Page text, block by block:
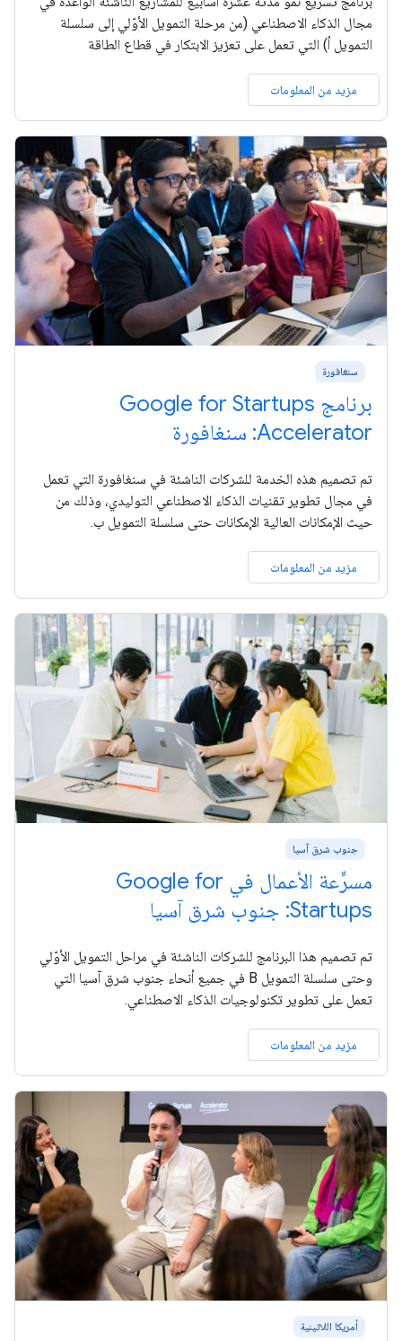
مجال الذكاء الاصطناعي (من مرحلة التمويل الأوّلي إلى سلسلة
التمويل أ) التي تعمل على تعزيز الابتكار في قطاع الطاقة
مزيد من المعلومات
سنغافورة
برنامج Google for Startups
Accelerator: سنغافورة
تم تصميم هذه الخدمة للشركات الناشئة في سنغافورة التي تعمل
في مجال تطوير تقنيات الذكاء الاصطناعي التوليدي، وذلك من
حيث الإمكانات العالية الإمكانات حتى سلسلة التمويل ب.
مزيد من المعلومات
جنوب شرق آسيا
مسرِّعة الأعمال في Google for
Startups: جنوب شرق آسيا
تم تصميم هذا البرنامج للشركات الناشئة في مراحل التمويل الأوّلي
وحتى سلسلة التمويل B في جميع أنحاء جنوب شرق آسيا التي
تعمل على تطوير تكنولوجيات الذكاء الاصطناعي.
مزيد من المعلومات
أمريكا اللاتينية